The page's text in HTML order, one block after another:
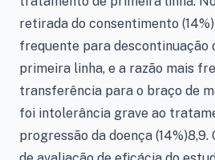
retirada do consentimento
frequente para descontinuação
primeira linha, e a razão mais
transferência para o braço de
foi intolerância grave ao
progressão da doença